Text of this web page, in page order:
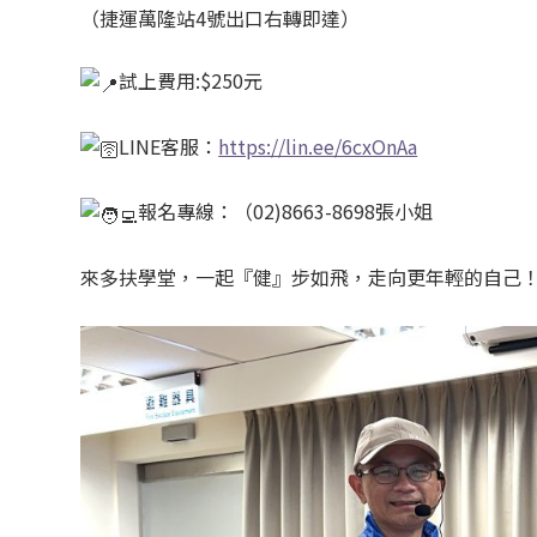
（捷運萬隆站4號出口右轉即達）
試上費用:$250元
LINE客服： https://lin.ee/6cxOnAa
報名專線：（02)8663-8698張小姐
來多扶學堂，一起『健』步如飛，走向更年輕的自己